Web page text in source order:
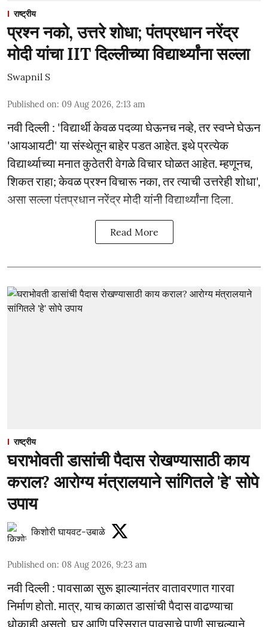
राष्ट्रीय
प्रश्न नको, उत्तरे शोधा; पंतप्रधान नरेंद्र
मोदी यांचा IIT दिल्लीच्या विद्यार्थ्यांना सल्ला
Swapnil S
Published on: 09 Aug 2026, 2:13 am
नवी दिल्ली : 'विद्यार्थी केवळ पदव्या घेऊनच नव्हे, तर स्वप्ने घेऊन
'आयआयटी' या संस्थेतून बाहेर पडत आहेत. इथे प्रत्येक
विद्यार्थ्याच्या मनात कुठेतरी वेगळे विचार घोळत आहेत. म्हणूनच,
शिकत राहा; केवळ प्रश्न विचारू नका, तर त्याची उत्तरेही शोधा',
असा सल्ला पंतप्रधान नरेंद्र मोदी यांनी विद्यार्थ्यांना दिला.
Read More
राष्ट्रीय
घराभोवती डासांची पैदास रोखण्यासाठी काय
कराल? आरोग्य मंत्रालयाने सांगितले 'हे' सोपे
उपाय
किशोरी घायवट-उबाळे
Published on: 08 Aug 2026, 9:23 am
नवी दिल्ली : पावसाळा सुरू झाल्यानंतर वातावरणात गारवा
निर्माण होतो. मात्र, याच काळात डासांची पैदास वाढण्याचा
धोकाही असतो. घर आणि परिसरात पावसाचे पाणी साचल्याने